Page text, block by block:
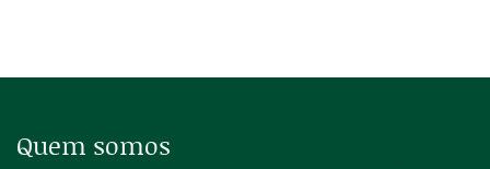
Quem somos